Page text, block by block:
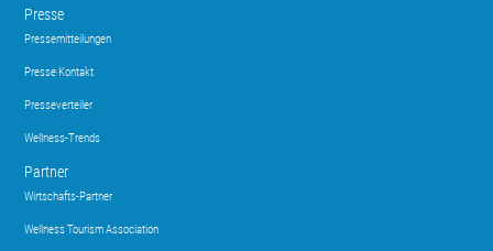
Presse
Pressemitteilungen
Presse Kontakt
Presseverteiler
Wellness-Trends
Partner
Wirtschafts-Partner
Wellness Tourism Association